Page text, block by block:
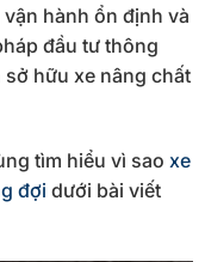
hành ổn định và
đầu tư thông
hữu xe nâng chất
tìm hiểu vì sao xe
đợi dưới bài viết